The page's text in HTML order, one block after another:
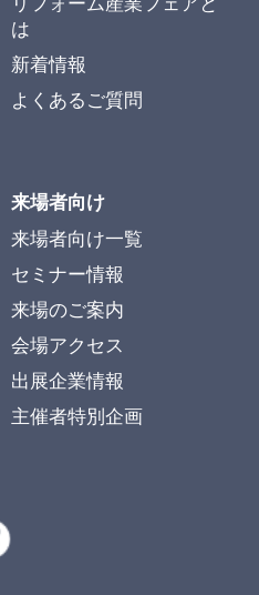
は
新着情報
よくあるご質問
来場者向け
来場者向け一覧
セミナー情報
来場のご案内
会場アクセス
出展企業情報
主催者特別企画